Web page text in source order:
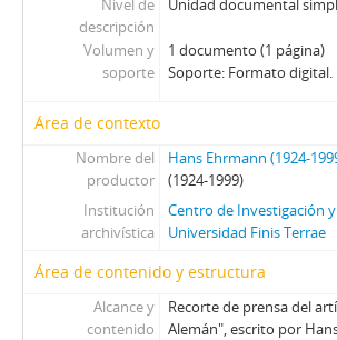
00077 - Víctor Jara Un
00079 - ICTUS Juega A La
00083 - ITUCH Por El
00085 - Los Ángeles Poca
00087 - ICTUS Sin Brújula
00088 - El Nudo Del
00089 - El Hombre Y La
Nivel de
descripción
Unidad documental
Volumen y
soporte
1 documento (1 página)
Soporte: Formato digital.
Área de contexto
Nombre del
productor
Hans Ehrmann (1924-
(1924-1999)
Institución
archivística
Centro de Investigación
Universidad Finis Terrae
Área de contenido y estructura
Alcance y
contenido
Recorte de prensa del
Alemán", escrito por